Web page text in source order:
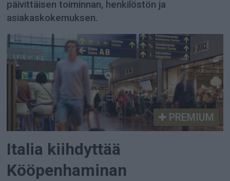
päivittäisen toiminnan, henkilöstön ja
asiakaskokemuksen.
PREMIUM
Italia kiihdyttää
Kööpenhaminan